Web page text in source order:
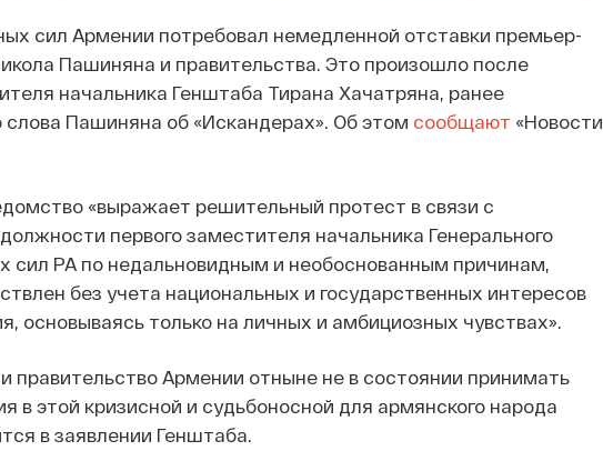
сил Армении потребовал немедленной отставки премьер-
Пашиняна и правительства. Это произошло после
начальника Генштаба Тирана Хачатряна, ранее
слова Пашиняна об «Искандерах». Об этом сообщают «Новости
«выражает решительный протест в связи с
первого заместителя начальника Генерального
сил РА по недальновидным и необоснованным причинам,
без учета национальных и государственных интересов
основываясь только на личных и амбициозных чувствах».
правительство Армении отныне не в состоянии принимать
в этой кризисной и судьбоносной для армянского народа
в заявлении Генштаба.